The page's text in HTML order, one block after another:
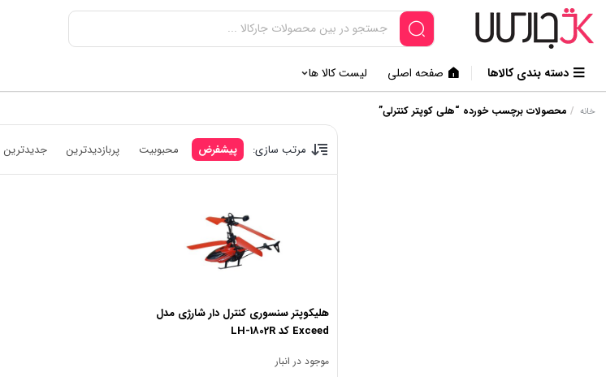
دسته بندی کالاها صفحه اصلی لیست کالا ها
خانه / محصولات برچسب خورده “هلی کوپتر کنترلی”
مرتب سازی: پیشفرض محبوبیت پربازدیدترین جدیدترین
هلیکوپتر سنسوری کنترل دار شارژی مدل
Exceed کد LH-1802R
موجود در انبار